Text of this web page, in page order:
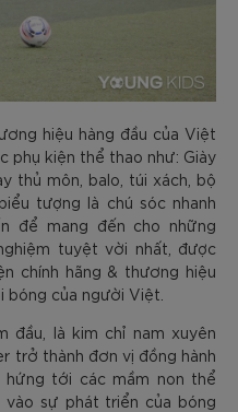
hiệu hàng đầu của Việt
phụ kiện thể thao như: Giày
thủ môn, balo, túi xách, bộ
tượng là chú sóc nhanh
để mang đến cho những
tuyệt vời nhất, được
chính hãng & thương hiệu
bóng của người Việt.
là kim chỉ nam xuyên
trở thành đơn vị đồng hành
hứng tới các mầm non thể
sự phát triển của bóng